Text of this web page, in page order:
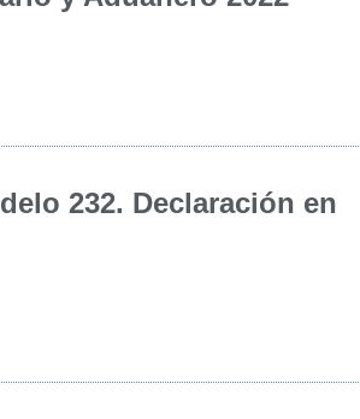
232. Declaración en